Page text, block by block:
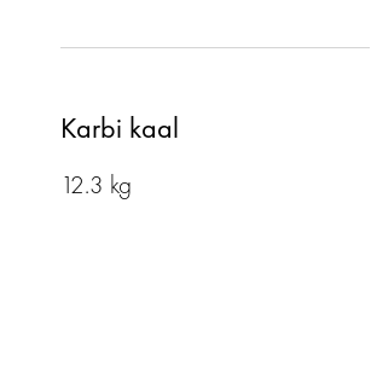
Karbi kaal
12.3 kg